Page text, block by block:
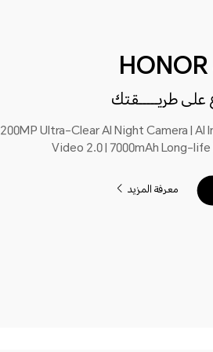
على طريـــــقتك
200MP Ultra-Clear AI Night Camera | AI
Video 2.0 | 7000mAh Long-
معرفة المزيد